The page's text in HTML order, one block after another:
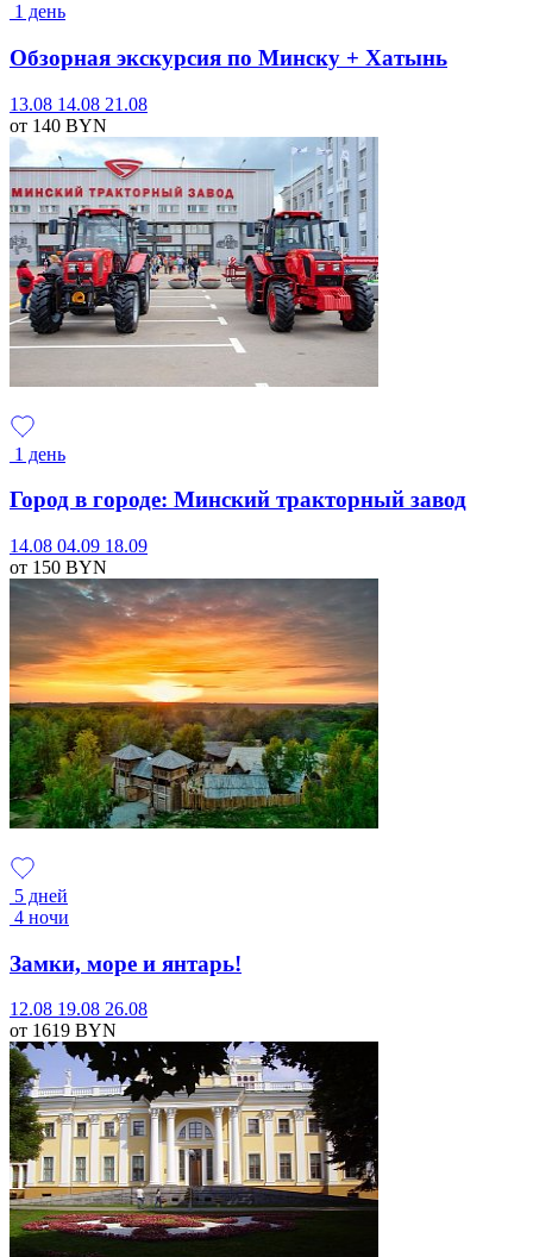
1 день
Обзорная экскурсия по Минску + Хатынь
13.08 14.08 21.08
от 140 BYN
1 день
Город в городе: Минский тракторный завод
14.08 04.09 18.09
от 150 BYN
5 дней
4 ночи
Замки, море и янтарь!
12.08 19.08 26.08
от 1619 BYN